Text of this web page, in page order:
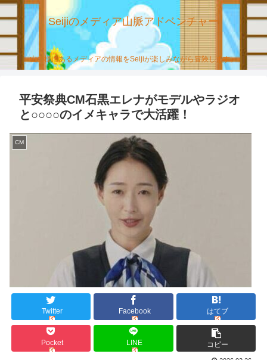
Seijiのメディア山脈アドベンチャー
山の様にあるメディアの情報をSeijiが楽しみながら冒険します。
平安祭典CM石黒エレナがモデルやラジオ
と○○○○のイメキャラで大活躍！
CM
Twitter Facebook はてブ
Pocket LINE コピー